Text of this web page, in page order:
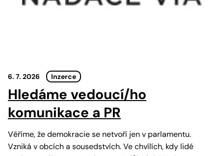
6. 7. 2026 Inzerce
Hledáme vedoucí/ho
komunikace a PR
Věříme, že demokracie se netvoří jen v parlamentu.
Vzniká v obcích a sousedstvích. Ve chvílích, kdy lidé